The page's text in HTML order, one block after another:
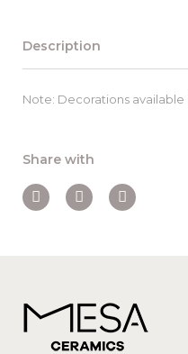
Description
Note: Decorations available
Share with